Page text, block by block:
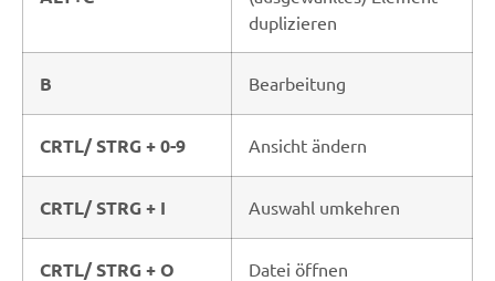
duplizieren
B Bearbeitung
CRTL/ STRG + 0-9 Ansicht ändern
CRTL/ STRG + I Auswahl umkehren
CRTL/ STRG + O Datei öffnen